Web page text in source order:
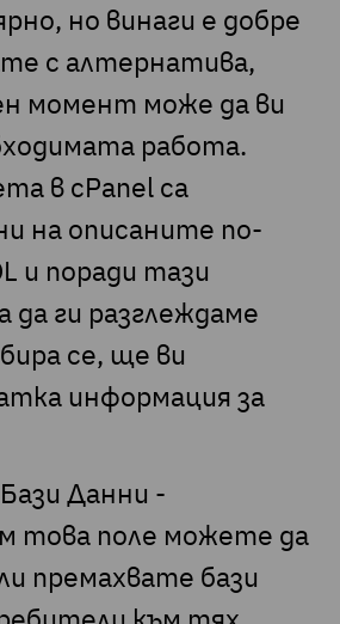
но винаги е добре
с алтернатива,
момент може да ви
работа.
в cPanel са
на описаните по-
и поради тази
да ги разглеждаме
се, ще ви
информация за
Данни -
това поле можете да
премахвате бази